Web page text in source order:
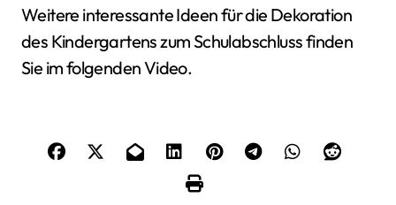
Weitere interessante Ideen für die Dekoration
des Kindergartens zum Schulabschluss finden
Sie im folgenden Video.